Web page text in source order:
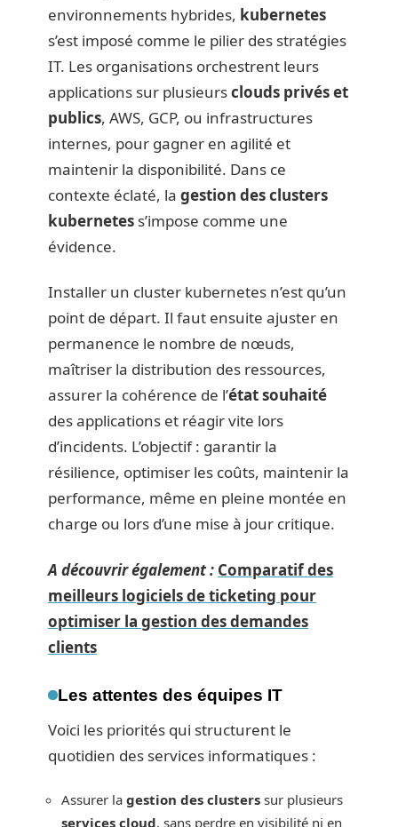
environnements hybrides, kubernetes
s’est imposé comme le pilier des stratégies
IT. Les organisations orchestrent leurs
applications sur plusieursclouds privés et
publics, AWS, GCP, ou infrastructures
internes, pour gagner en agilité et
maintenir la disponibilité. Dans ce
contexte éclaté, la gestion des clusters
kubernetes s’impose comme une
évidence.
Installer un cluster kubernetes n’est qu’un
point de départ. Il faut ensuite ajuster en
permanence le nombre de nœuds,
maîtriser la distribution des ressources,
assurer la cohérence de l’état souhaité
des applications et réagir vite lors
d’incidents. L’objectif : garantir la
résilience, optimiser les coûts, maintenir la
performance, même en pleine montée en
charge ou lors d’une mise à jour critique.
A découvrir également : Comparatif des
meilleurs logiciels de ticketing pour
optimiser la gestion des demandes
clients
Les attentes des équipes IT
Voici les priorités qui structurent le
quotidien des services informatiques :
Assurer la gestion des clusters sur plusieurs
services cloud, sans perdre en visibilité ni en